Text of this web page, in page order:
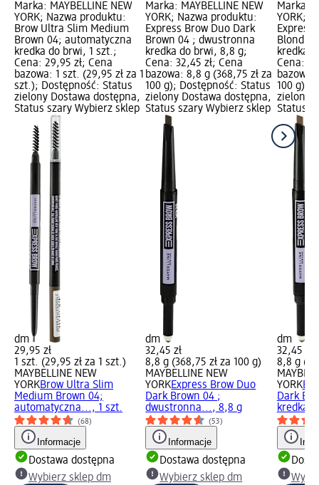
Marka: MAYBELLINE NEW
YORK; Nazwa produktu:
Brow Ultra Slim Medium
Brown 04; automatyczna
kredka do brwi, 1 szt.;
Cena: 29,95 zł; Cena
bazowa: 1 szt. (29,95 zł za 1
szt.); Dostępność: Status
zielony Dostawa dostępna,
Status szary Wybierz sklep
dm
29,95 zł
1 szt. (29,95 zł za 1 szt.)
MAYBELLINE NEW
YORKBrow Ultra Slim
Medium Brown 04;
automatyczna..., 1 szt.
(68)
Informacje
Dostawa dostępna
Wybierz sklep dm
Marka: MAYBELLINE NEW
YORK; Nazwa produktu:
Express Brow Duo Dark
Brown 04 ; dwustronna
kredka do brwi, 8,8 g;
Cena: 32,45 zł; Cena
bazowa: 8,8 g (368,75 zł za
100 g); Dostępność: Status
zielony Dostawa dostępna,
Status szary Wybierz sklep
dm
32,45 zł
8,8 g (368,75 zł za 100 g)
MAYBELLINE NEW
YORKExpress Brow Duo
Dark Brown 04 ;
dwustronna..., 8,8 g
(53)
Informacje
Dostawa dostępna
Wybierz sklep dm
Marka:
YORK;
Express
Blond
kredka
Cena:
bazowa:
100 g);
zielony
Status
dm
32,45 zł
8,8 g
YORK
Dark